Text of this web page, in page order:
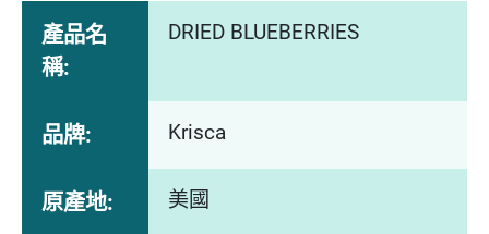
產品名
稱:
DRIED BLUEBERRIES
品牌: Krisca
原產地: 美國